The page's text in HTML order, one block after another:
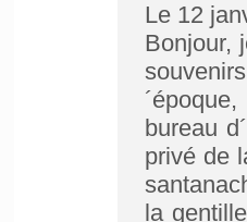
Le 12
Bonjour,
bureau
privé de
la